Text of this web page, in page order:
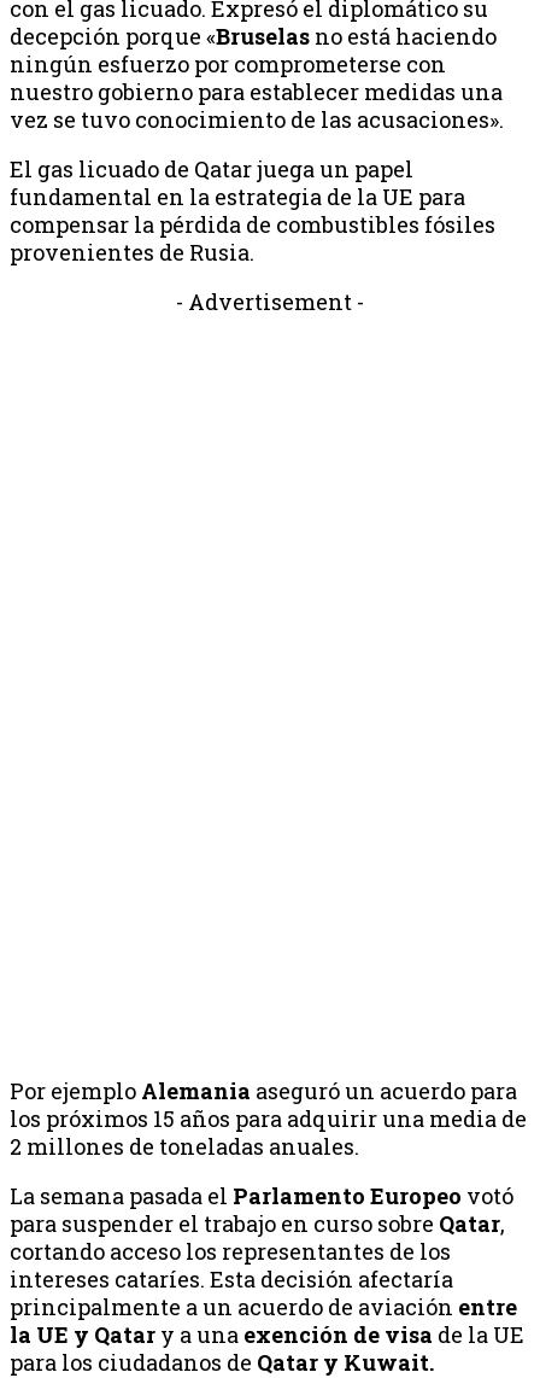
con el gas licuado. Expresó el diplomático su
decepción porque «Bruselas no está haciendo
ningún esfuerzo por comprometerse con
nuestro gobierno para establecer medidas una
vez se tuvo conocimiento de las acusaciones».
El gas licuado de Qatar juega un papel
fundamental en la estrategia de la UE para
compensar la pérdida de combustibles fósiles
provenientes de Rusia.
- Advertisement -
Por ejemplo Alemania aseguró un acuerdo para
los próximos 15 años para adquirir una media de
2 millones de toneladas anuales.
La semana pasada el Parlamento Europeo votó
para suspender el trabajo en curso sobre Qatar,
cortando acceso los representantes de los
intereses cataríes. Esta decisión afectaría
principalmente a un acuerdo de aviación entre
la UE y Qatar y a una exención de visa de la UE
para los ciudadanos de Qatar y Kuwait.